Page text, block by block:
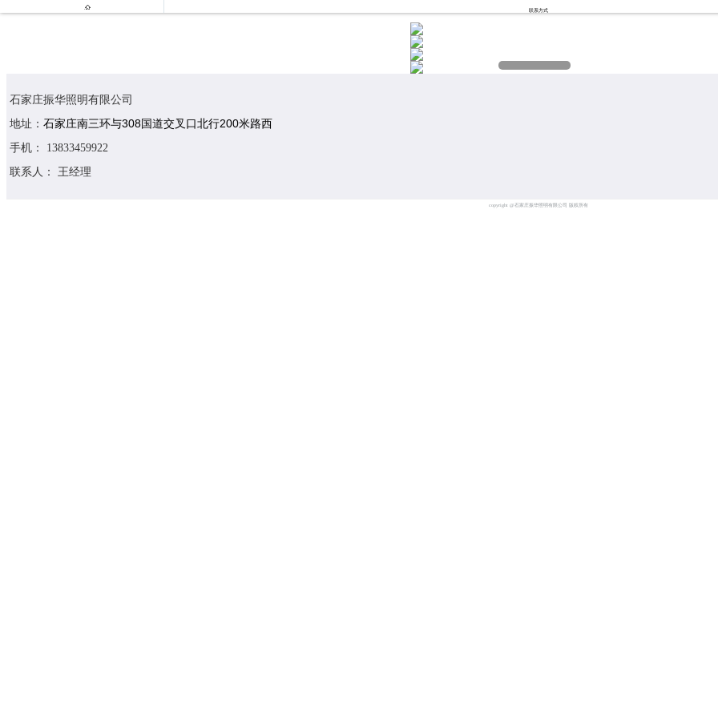

联系方式
石家庄振华照明有限公司
地址： 石家庄南三环与308国道交叉口北行200米路西
手机： 13833459922
联系人： 王经理
copyright @石家庄振华照明有限公司 版权所有